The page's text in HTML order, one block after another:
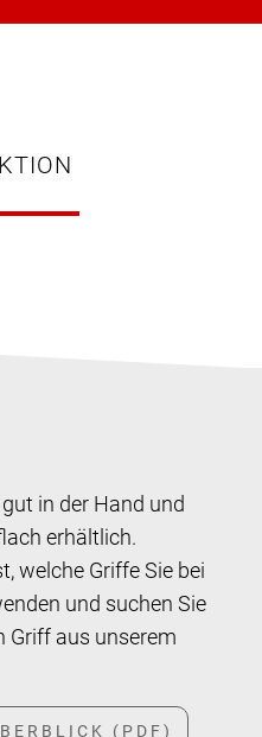
gut in der Hand und
erhältlich.
welche Griffe Sie bei
und suchen Sie
Griff aus unserem